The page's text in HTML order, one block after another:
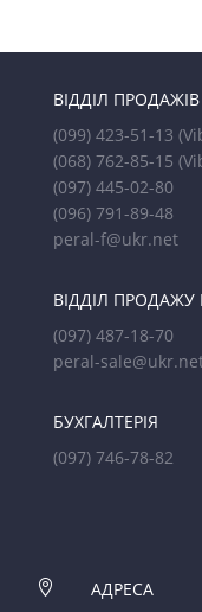
ВІДДІЛ
(099) 423-51-13
(068) 762-85-15
(097) 445-02-80
(096) 791-89-48
peral-f@ukr.net
ВІДДІЛ ПРОДАЖУ
(097) 487-18-70
peral-
БУХГАЛТЕРІЯ
(097) 746-78-82

АДРЕСА